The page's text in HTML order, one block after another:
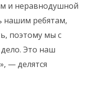
и неравнодушной
нашим ребятам,
поэтому мы с
Это наш
— делятся